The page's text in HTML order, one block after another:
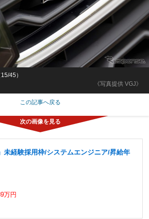
《写真提供 VGJ》
45）
この記事へ戻る
未経験採用枠/システムエンジニア/昇給年
万円